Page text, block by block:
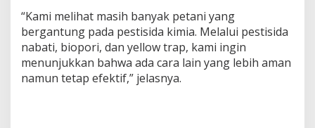
“Kami melihat masih banyak petani yang
bergantung pada pestisida kimia. Melalui pestisida
nabati, biopori, dan yellow trap, kami ingin
menunjukkan bahwa ada cara lain yang lebih aman
namun tetap efektif,” jelasnya.